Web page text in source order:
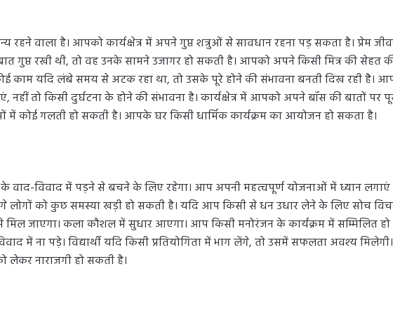
वाला है। आपको कार्यक्षेत्र में अपने गुप्त शत्रुओं से सावधान रहना पड़ सकता है। प्रेम
गुप्त रखी थी, तो वह उनके सामने उजागर हो सकती है। आपको अपने किसी मित्र की सेहत
काम यदि लंबे समय से अटक रहा था, तो उसके पूरे होने की संभावना बनती दिख रही है।
तो किसी दुर्घटना के होने की संभावना है। कार्यक्षेत्र में आपको अपने बॉस की बातों पर
में कोई गलती हो सकती है। आपके घर किसी धार्मिक कार्यक्रम का आयोजन हो सकता है।
वाद-विवाद में पड़ने से बचने के लिए रहेगा। आप अपनी महत्वपूर्ण योजनाओं में ध्यान
लोगों को कुछ समस्या खड़ी हो सकती है। यदि आप किसी से धन उधार लेने के लिए सोच
जाएगा। कला कौशल में सुधार आएगा। आप किसी मनोरंजन के कार्यक्रम में सम्मिलित
में ना पड़े। विद्यार्थी यदि किसी प्रतियोगिता में भाग लेंगे, तो उसमें सफलता अवश्य मिलेगी।
नाराजगी हो सकती है।